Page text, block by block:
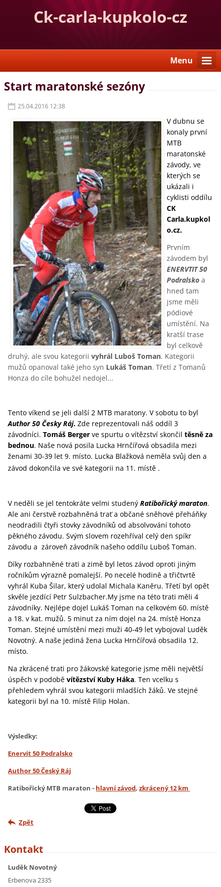
Ck-carla-kupkolo-cz
Menu
Start maratonské sezóny
25.04.2016 12:38
V dubnu se
konaly první
MTB
maratonské
závody, ve
kterých se
ukázali i
cyklisti oddílu
CK
Carla.kupkol
o.cz.
Prvním
závodem byl
ENERVTIT 50
Podralsko a
hned tam
jsme měli
pódiové
umístění. Na
kratší trase
byl celkově
druhý, ale svou kategoriivyhrál Luboš Toman. Kategorii
mužů opanoval také jeho syn Lukáš Toman. Třetí z Tomanů
Honza do cíle bohužel nedojel...
Tento víkend se jeli další 2 MTB maratony. V sobotu to byl
Author 50 Česky Ráj. Zde reprezentovali náš oddíl 3
závodníci.Tomáš Berger ve spurtu o vítězství skončil těsně za
bednou. Naše nová posila Lucka Hrnčířová obsadila mezi
ženami 30-39 let 9. místo. Lucka Blažková neměla svůj den a
závod dokončila ve své kategorii na 11. místě .
V neděli se jel tentokráte velmi studenýRatibořický maraton.
Ale ani čerstvě rozbahněná trať a občané sněhové přeháňky
neodradili čtyři stovky závodníků od absolvování tohoto
pěkného závodu. Svým slovem rozehříval celý den spíkr
závodu a zároveň závodník našeho oddílu Luboš Toman.
Díky rozbahněné trati a zimě byl letos závod oproti jiným
ročníkům výrazně pomalejší. Po necelé hodině a třičtvrtě
vyhrál Kuba Šilar, který udolal Michala Kaněru. Třetí byl opět
skvěle jezdící Petr Sulzbacher.My jsme na této trati měli 4
závodníky. Nejlépe dojel Lukáš Toman na celkovém 60. místě
a 18. v kat. mužů. 5 minut za ním dojel na 24. místě Honza
Toman. Stejné umístění mezi muži 40-49 let vybojoval Luděk
Novotný. A naše jediná žena Lucka Hrnčířová obsadila 12.
místo.
Na zkrácené trati pro žákovské kategorie jsme měli největší
úspěch v podoběvítězství Kuby Háka. Ten vcelku s
přehledem vyhrál svou kategorii mladších žáků. Ve stejné
kategorii byl na 10. místě Filip Holan.
Výsledky:
Enervit 50 Podralsko
Author 50 Český Ráj
Ratibořický MTB maraton - hlavní závod,zkrácený 12 km
Zpět
Kontakt
Luděk Novotný
Erbenova 2335